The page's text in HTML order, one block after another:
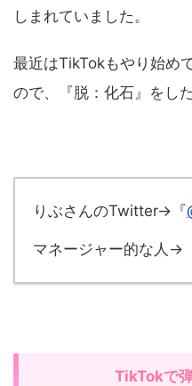
しまれていました。
最近はTikTokもやり始め
ので、『脱：化石』をし
りぶさんのTwitter→『
マネージャー的な人→
TikTokで